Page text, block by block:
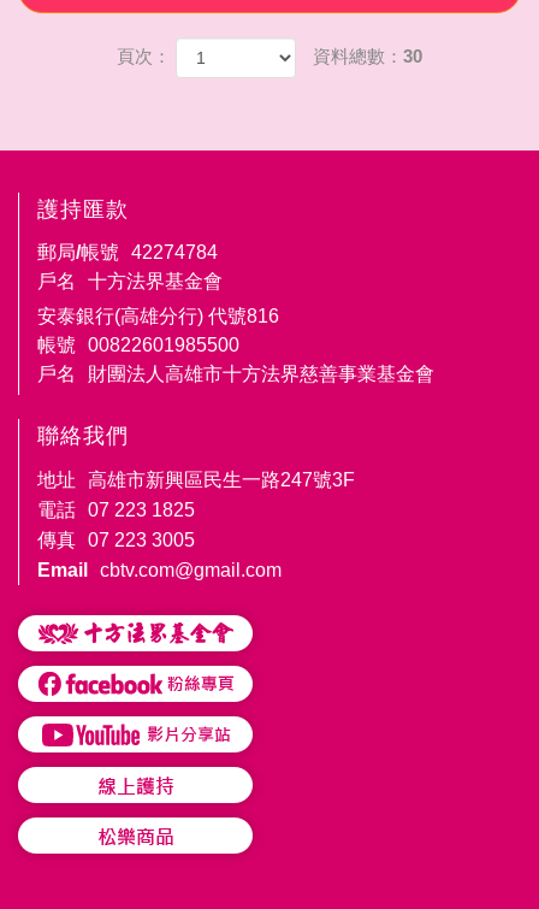
頁次： 資料總數：30
護持匯款
郵局/帳號
42274784
戶名
十方法界基金會
安泰銀行(高雄分行) 代號816
帳號
00822601985500
戶名
財團法人高雄市十方法界慈善事業基金會
聯絡我們
地址
高雄市新興區民生一路247號3F
電話 07 223 1825
傳真 07 223 3005
Email
cbtv.com@gmail.com